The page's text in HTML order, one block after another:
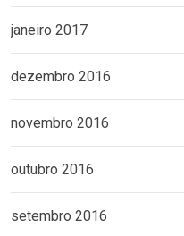
janeiro 2017
dezembro 2016
novembro 2016
outubro 2016
setembro 2016